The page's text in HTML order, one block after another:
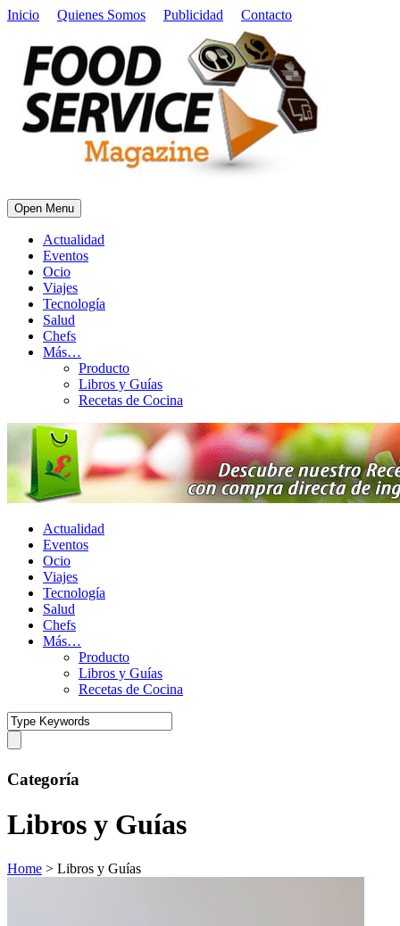
Inicio Quienes Somos Publicidad Contacto
Open Menu
Actualidad
Eventos
Ocio
Viajes
Tecnología
Salud
Chefs
Más…
Producto
Libros y Guías
Recetas de Cocina
Actualidad
Eventos
Ocio
Viajes
Tecnología
Salud
Chefs
Más…
Producto
Libros y Guías
Recetas de Cocina
Categoría
Libros y Guías
Home > Libros y Guías